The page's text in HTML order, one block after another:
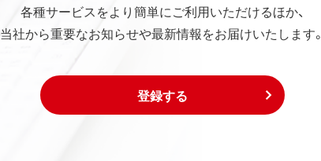
各種サービスをより簡単にご利用いただけるほか、
当社から重要なお知らせや最新情報をお届けいたします。
登録する